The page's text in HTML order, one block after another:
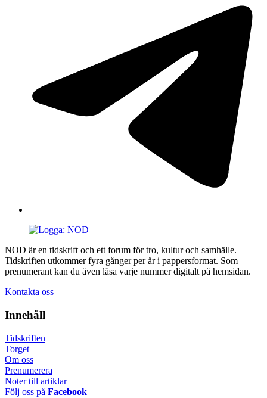
NOD är en tidskrift och ett forum för tro, kultur och samhälle.
Tidskriften utkommer fyra gånger per år i pappersformat. Som
prenumerant kan du även läsa varje nummer digitalt på hemsidan.
Kontakta oss
Innehåll
Tidskriften
Torget
Om oss
Prenumerera
Noter till artiklar
Följ oss på Facebook